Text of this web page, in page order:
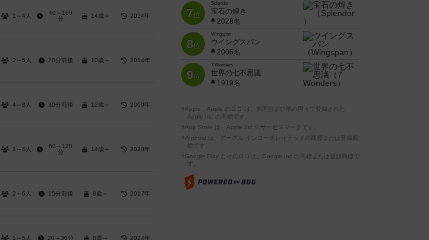
1～4人
40～160
分
14歳～ 2024年
2～5人 20分前後 10歳～ 2014年
4～8人 30分前後 12歳～ 2009年
1～4人
60～120
分
14歳～ 2020年
2～6人 15分前後 8歳～ 2017年
1～5人 20～30分 8歳～ 2024年
7位
Splendor
宝石の煌き
2028名
8位
Wingspan
ウイングスパン
2006名
9位
7 Wonders
世界の七不思議
1919名
※Apple、Apple のロゴ は、米国および他の国々で登録された
Apple Inc.の商標です。
※App Store は、Apple Inc.のサービスマークです。
※Android は、グーグル インコーポレイテッドの商標または登録商
標です。
※Google Play とそのロゴは、Google Inc.の商標または登録商標で
す。